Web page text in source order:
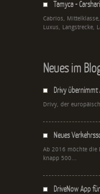
Tamyca -
Cabrios,
Luxus, Langstrecke,
Neues im
Drivy
Drivy, der
Neues
Ab 2016 möchte die
knapp 500...
DriveNow App